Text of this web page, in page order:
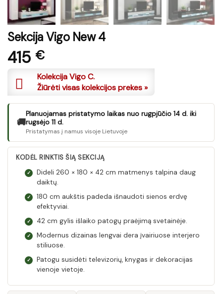
Sekcija Vigo New 4
415 €
Kolekcija Vigo C.
Žiūrėti visas kolekcijos prekes »
🚚
Planuojamas pristatymo laikas nuo rugpjūčio 14 d. iki
rugsėjo 11 d.
Pristatymas į namus visoje Lietuvoje
KODĖL RINKTIS ŠIĄ SEKCIJĄ
✓
Dideli 260 × 180 × 42 cm matmenys talpina daug
daiktų.
✓
180 cm aukštis padeda išnaudoti sienos erdvę
efektyviai.
✓ 42 cm gylis išlaiko patogų praėjimą svetainėje.
✓
Modernus dizainas lengvai dera įvairiuose interjero
stiliuose.
✓
Patogu susidėti televizorių, knygas ir dekoracijas
vienoje vietoje.